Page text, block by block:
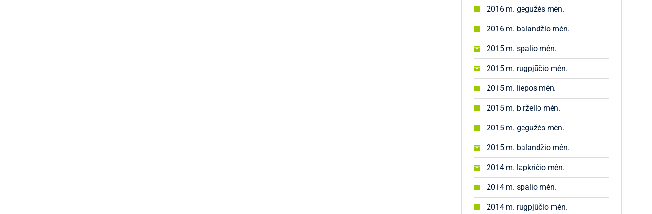
2016 m. gegužės mėn.
2016 m. balandžio mėn.
2015 m. spalio mėn.
2015 m. rugpjūčio mėn.
2015 m. liepos mėn.
2015 m. birželio mėn.
2015 m. gegužės mėn.
2015 m. balandžio mėn.
2014 m. lapkričio mėn.
2014 m. spalio mėn.
2014 m. rugpjūčio mėn.